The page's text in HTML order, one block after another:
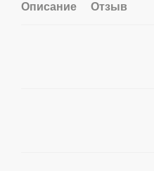
Описание Отзыв